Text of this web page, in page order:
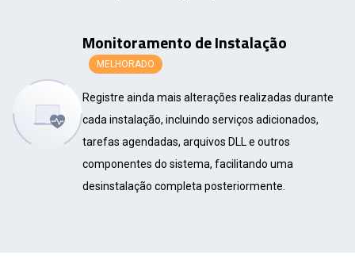
Monitoramento de Instalação
MELHORADO
Registre ainda mais alterações realizadas durante
cada instalação, incluindo serviços adicionados,
tarefas agendadas, arquivos DLL e outros
componentes do sistema, facilitando uma
desinstalação completa posteriormente.